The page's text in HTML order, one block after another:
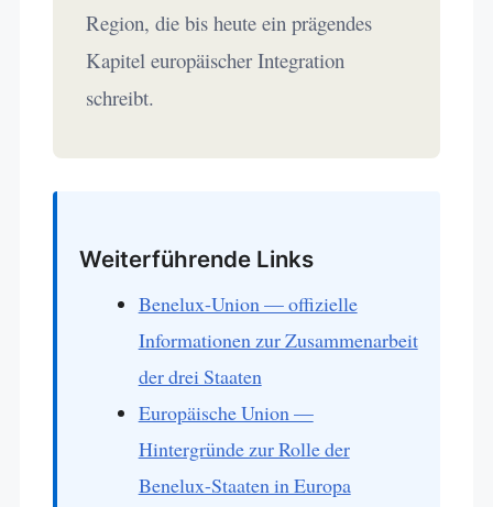
Region, die bis heute ein prägendes
Kapitel europäischer Integration
schreibt.
Weiterführende Links
Benelux-Union — offizielle
Informationen zur Zusammenarbeit
der drei Staaten
Europäische Union —
Hintergründe zur Rolle der
Benelux-Staaten in Europa